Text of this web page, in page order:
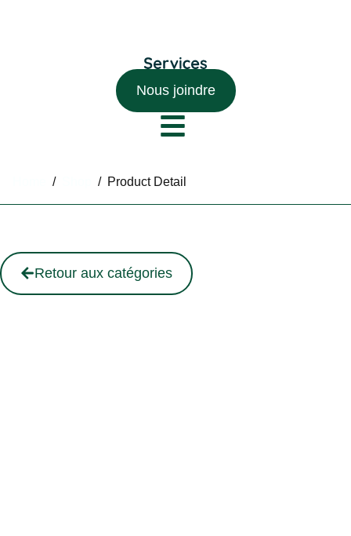
Nous joindre
/ / Product Detail
Retour aux catégories